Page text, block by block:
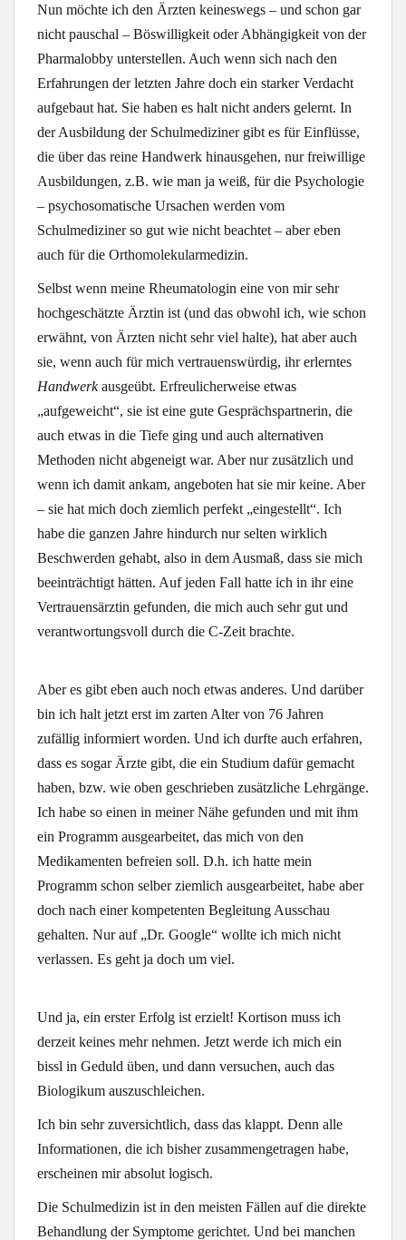
Nun möchte ich den Ärzten keineswegs – und schon gar
nicht pauschal – Böswilligkeit oder Abhängigkeit von der
Pharmalobby unterstellen. Auch wenn sich nach den
Erfahrungen der letzten Jahre doch ein starker Verdacht
aufgebaut hat. Sie haben es halt nicht anders gelernt. In
der Ausbildung der Schulmediziner gibt es für Einflüsse,
die über das reine Handwerk hinausgehen, nur freiwillige
Ausbildungen, z.B. wie man ja weiß, für die Psychologie
– psychosomatische Ursachen werden vom
Schulmediziner so gut wie nicht beachtet – aber eben
auch für die Orthomolekularmedizin.
Selbst wenn meine Rheumatologin eine von mir sehr
hochgeschätzte Ärztin ist (und das obwohl ich, wie schon
erwähnt, von Ärzten nicht sehr viel halte), hat aber auch
sie, wenn auch für mich vertrauenswürdig, ihr erlerntes
Handwerkausgeübt. Erfreulicherweise etwas
„aufgeweicht“, sie ist eine gute Gesprächspartnerin, die
auch etwas in die Tiefe ging und auch alternativen
Methoden nicht abgeneigt war. Aber nur zusätzlich und
wenn ich damit ankam, angeboten hat sie mir keine. Aber
– sie hat mich doch ziemlich perfekt „eingestellt“. Ich
habe die ganzen Jahre hindurch nur selten wirklich
Beschwerden gehabt, also in dem Ausmaß, dass sie mich
beeinträchtigt hätten. Auf jeden Fall hatte ich in ihr eine
Vertrauensärztin gefunden, die mich auch sehr gut und
verantwortungsvoll durch die C-Zeit brachte.
Aber es gibt eben auch noch etwas anderes. Und darüber
bin ich halt jetzt erst im zarten Alter von 76 Jahren
zufällig informiert worden. Und ich durfte auch erfahren,
dass es sogar Ärzte gibt, die ein Studium dafür gemacht
haben, bzw. wie oben geschrieben zusätzliche Lehrgänge.
Ich habe so einen in meiner Nähe gefunden und mit ihm
ein Programm ausgearbeitet, das mich von den
Medikamenten befreien soll. D.h. ich hatte mein
Programm schon selber ziemlich ausgearbeitet, habe aber
doch nach einer kompetenten Begleitung Ausschau
gehalten. Nur auf „Dr. Google“ wollte ich mich nicht
verlassen. Es geht ja doch um viel.
Und ja, ein erster Erfolg ist erzielt! Kortison muss ich
derzeit keines mehr nehmen. Jetzt werde ich mich ein
bissl in Geduld üben, und dann versuchen, auch das
Biologikum auszuschleichen.
Ich bin sehr zuversichtlich, dass das klappt. Denn alle
Informationen, die ich bisher zusammengetragen habe,
erscheinen mir absolut logisch.
Die Schulmedizin ist in den meisten Fällen auf die direkte
Behandlung der Symptome gerichtet. Und bei manchen